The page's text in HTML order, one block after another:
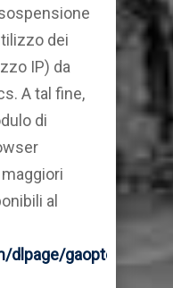
dei
IP) da
A tal fine,
di
al
gaoptout?